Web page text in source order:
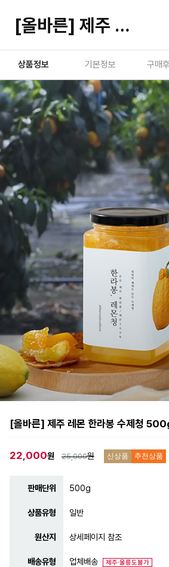
[올바른] 제주 레몬 한라봉 수제청 500g
상품정보 기본정보 구매
[올바른] 제주 레몬 한라봉 수제청
22,000원 25,000원 신상품 추천상품
판매단위 500g
상품유형 일반
원산지 상세페이지 참조
배송유형 업체배송 제주·울릉도불가